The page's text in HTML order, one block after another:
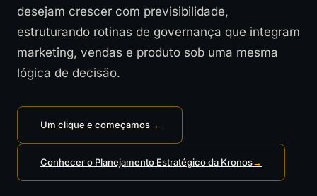
desejam crescer com previsibilidade,
estruturando rotinas de governança que integram
marketing, vendas e produto sob uma mesma
lógica de decisão.
Um clique e começamos→
Conhecer o Planejamento Estratégico da Kronos→